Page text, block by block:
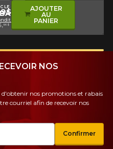
LE CODE
96$
AJOUTER
AU
PANIER
NOS
nos promotions et rabais
courriel afin de recevoir nos
Confirmer